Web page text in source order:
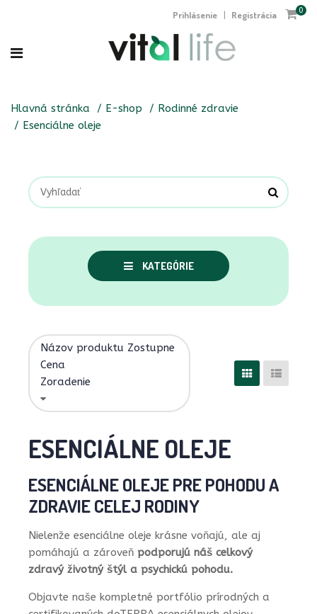
Prihlásenie | Registrácia 0
Hlavná stránka E-shop
Rodinné zdravie
Esenciálne oleje
KATEGÓRIE
Názov produktu Zostupne
Cena
Zoradenie
ESENCIÁLNE OLEJE
ESENCIÁLNE OLEJE PRE POHODU A
ZDRAVIE CELEJ RODINY
Nielenže esenciálne oleje krásne voňajú, ale aj
pomáhajú a zároveň podporujú náš celkový
zdravý životný štýl a psychickú pohodu.
Objavte naše kompletné portfólio prírodných a